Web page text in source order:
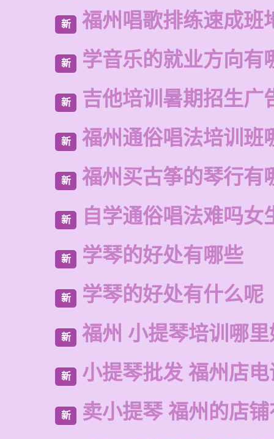
新 福州唱歌排练速成班
新 学音乐的就业方向有
新 吉他培训暑期招生广
新 福州通俗唱法培训班
新 福州买古筝的琴行有
新 自学通俗唱法难吗女
新 学琴的好处有哪些
新 学琴的好处有什么呢
新 福州 小提琴培训哪
新 小提琴批发 福州店电
新 卖小提琴 福州的店